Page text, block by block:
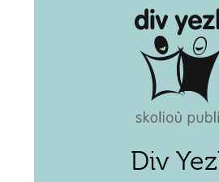
gratuites,
à toutes et
La langue des
c’est le breton. Le
progressivement
compétence dans les
scolarisent plus de 4
établissements, de
Div